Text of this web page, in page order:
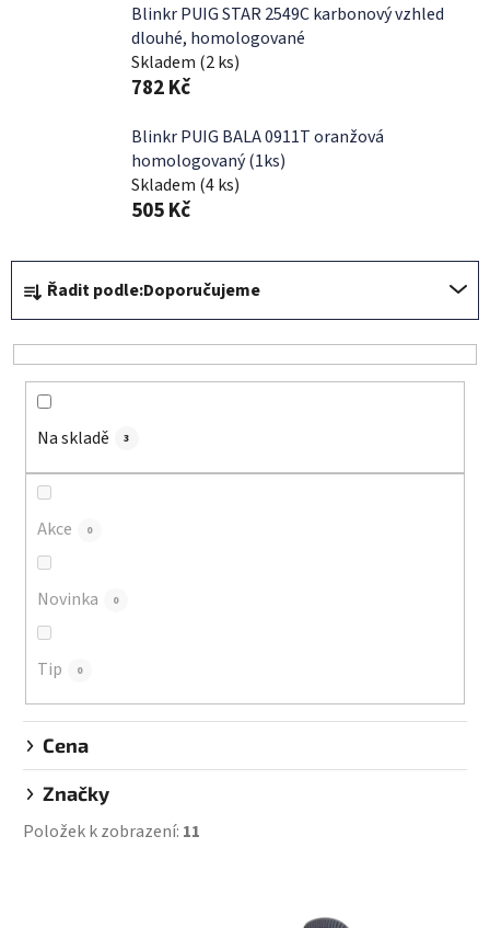
Blinkr PUIG STAR 2549C karbonový vzhled
dlouhé, homologované
Skladem (2 ks)
782 Kč
Blinkr PUIG BALA 0911T oranžová
homologovaný (1ks)
Skladem (4 ks)
505 Kč
Ř
a
z
e
Řadit podle:Doporučujeme
Na skladě 3
Akce 0
Novinka 0
Tip 0
Cena
Značky
Položek k zobrazení: 11